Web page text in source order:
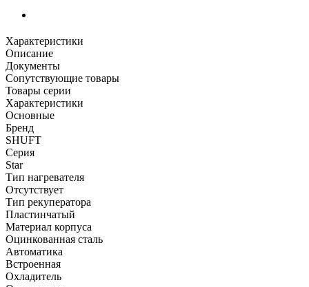
Характеристики
Описание
Документы
Сопутствующие товары
Товары серии
Характеристики
Основные
Бренд
SHUFT
Серия
Star
Тип нагревателя
Отсутствует
Тип рекуператора
Пластинчатый
Материал корпуса
Оцинкованная сталь
Автоматика
Встроенная
Охладитель